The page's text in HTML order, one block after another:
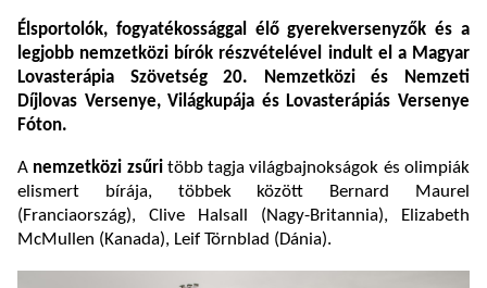
Élsportolók, fogyatékossággal élő gyerekversenyzők és a
legjobb nemzetközi bírók részvételével indult el a Magyar
Lovasterápia Szövetség 20. Nemzetközi és Nemzeti
Díjlovas Versenye, Világkupája és Lovasterápiás Versenye
Fóton.
A nemzetközi zsűritöbb tagja világbajnokságok és olimpiák
elismert bírája, többek között Bernard Maurel
(Franciaország), Clive Halsall (Nagy-Britannia), Elizabeth
McMullen (Kanada), Leif Törnblad (Dánia).